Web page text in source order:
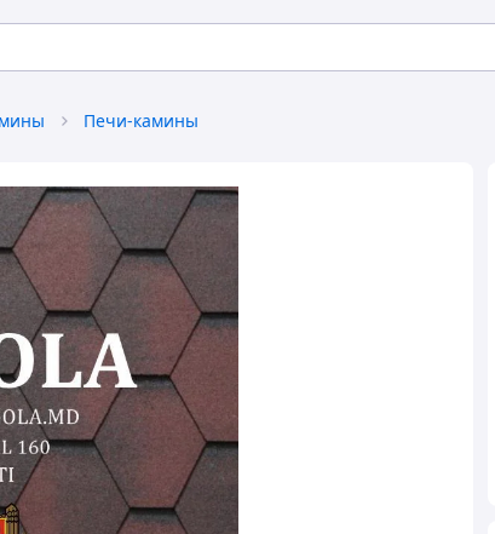
Печи-камины